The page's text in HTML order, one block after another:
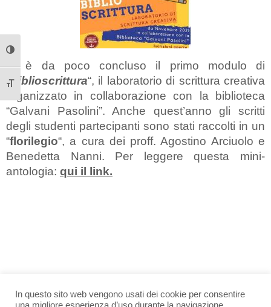
Attiva/disattiva dimensione testo
Si è da poco concluso il primo modulo di
“Biblioscrittura“, il laboratorio di scrittura creativa
organizzato in collaborazione con la biblioteca
“Galvani Pasolini”. Anche quest’anno gli scritti
degli studenti partecipanti sono stati raccolti in un
“florilegio“, a cura dei proff. Agostino Arciuolo e
Benedetta Nanni. Per leggere questa mini-
antologia: qui il link.
In questo sito web vengono usati dei cookie per consentire